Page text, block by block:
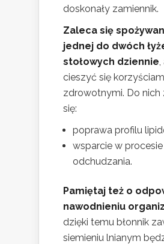
doskonały zamiennik.
Zaleca się
jednej do dwóch
stołowych dziennie,
cieszyć się
zdrowotnymi. Do nich
się:
poprawa profilu
wsparcie w procesie
odchudzania.
Pamiętaj też o
nawodnieniu
dzięki temu błonnik
siemieniu lnianym